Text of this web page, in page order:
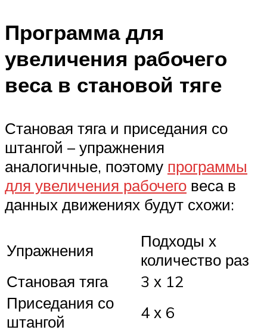
Программа для
увеличения рабочего
веса в становой тяге
Становая тяга и приседания со
штангой – упражнения
аналогичные, поэтому программы
для увеличения рабочего веса в
данных движениях будут схожи:
Упражнения
Подходы х
количество раз
Становая тяга
3 х 12
Приседания со
штангой
4 х 6